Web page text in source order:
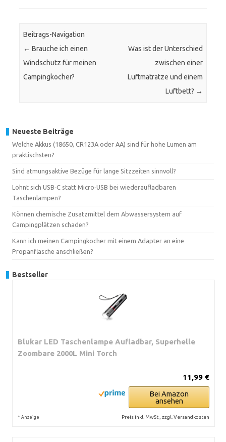
Beitrags-Navigation
← Brauche ich einen
Windschutz für meinen
Campingkocher?
Was ist der Unterschied
zwischen einer
Luftmatratze und einem
Luftbett? →
Neueste Beiträge
Welche Akkus (18650, CR123A oder AA) sind für hohe Lumen am
praktischsten?
Sind atmungsaktive Bezüge für lange Sitzzeiten sinnvoll?
Lohnt sich USB‑C statt Micro‑USB bei wiederaufladbaren
Taschenlampen?
Können chemische Zusatzmittel dem Abwassersystem auf
Campingplätzen schaden?
Kann ich meinen Campingkocher mit einem Adapter an eine
Propanflasche anschließen?
Bestseller
Blukar LED Taschenlampe Aufladbar, Superhelle
Zoombare 2000L Mini Torch
11,99 €
Bei Amazon
ansehen
* Anzeige Preis inkl. MwSt., zzgl. Versandkosten